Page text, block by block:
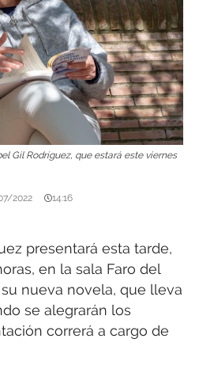
Gil Rodríguez, que estará este viernes
2022 14:16
presentará esta tarde,
en la sala Faro del
nueva novela, que lleva
se alegrarán los
correrá a cargo de